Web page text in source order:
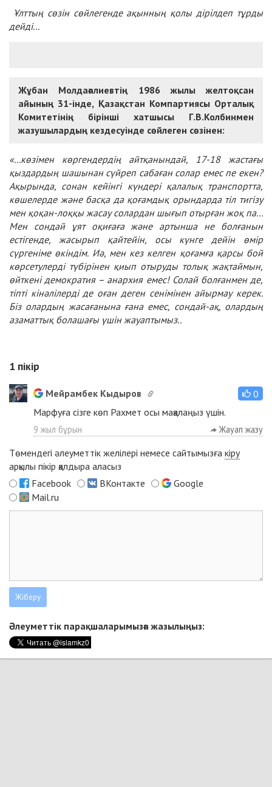
Ұлттың сөзін сөйлегенде ақынның қолы дірілдеп тұрды
дейді...
Жұбан Молдағалиевтің 1986 жылы желтоқсан
айының 31-інде, Қазақстан Компартиясы Орталық
Комитетінің бірінші хатшысы Г.В.Колбинмен
жазушылардың кездесуінде сөйлеген сөзінен:
«...көзімен көргендердің айтқанындай, 17-18 жастағы
қыздардың шашынан сүйреп сабаған солар емес пе екен?
Ақырында, сонан кейінгі күндері қалалық транспортта,
көшелерде және басқа да қоғамдық орындарда тіл тигізу
мен қоқан-лоққы жасау солардан шығып отырған жоқ па...
Мен сондай ұят оқиғаға және артынша не болғанын
естігенде, жасырып қайтейін, осы күнге дейін өмір
сүргеніме өкіндім. Иә, мен кез келген қоғамға қарсы бой
көрсетулерді түбірінен қиып отыруды толық жақтаймын,
өйткені демократия – анархия емес! Солай болғанмен де,
тіпті кінәлілерді де оған деген сенімінен айырмау керек.
Біз олардың жасағанына ғана емес, сондай-ақ, олардың
азаматтық болашағы үшін жауаптымыз..
1 пікір
Мейрамбек Кыдыров
0
Марфуға сізге көп Рахмет осы мақалаңыз үшін.
9 жыл бұрын Жауап жазу
Төмендегі әлеуметтік желілері немесе сайтымызға кіру
арқылы пікір қалдыра аласыз
Facebook
ВКонтакте
Google
Mail.ru
Әлеуметтік парақшаларымызға жазылыңыз: